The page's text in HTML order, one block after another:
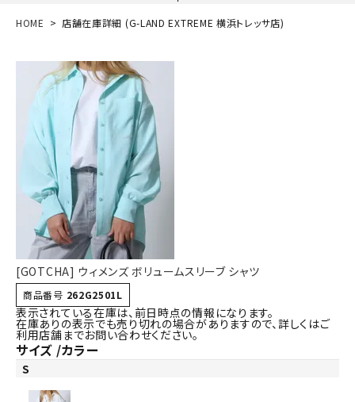
新規会員登録｜ログイン
ご利用ガイド
詳しい条件から探す
HOME 店舗在庫詳細 (G-LAND EXTREME 横浜トレッサ店)
[GOTCHA] ウィメンズ ボリュームスリーブ シャツ
商品番号 262G2501L
表示されている在庫は、前日時点の情報になります。
在庫ありの表示でも売り切れの場合がありますので、詳しくはご
利用店舗までお問い合わせください。
サイズ カラー
S